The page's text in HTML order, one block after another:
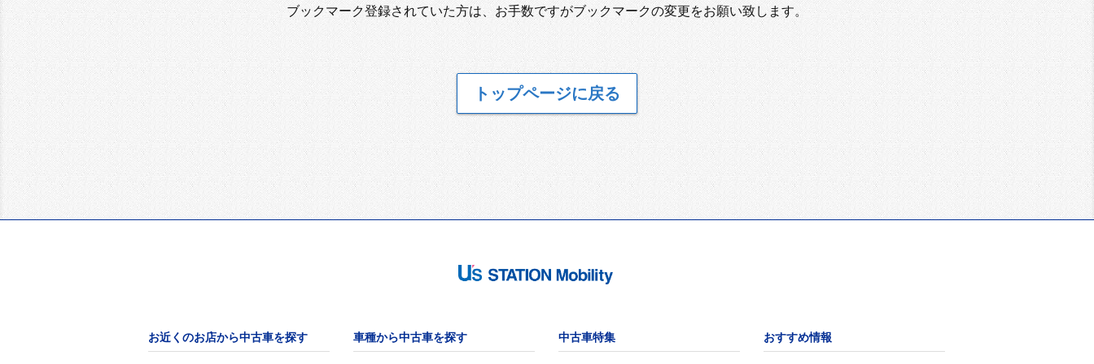
ブックマーク登録されていた方は、お手数ですがブックマークの変更をお願い致します。
トップページに戻る
お近くのお店から中古車を探す 車種から中古車を探す 中古車特集 おすすめ情報